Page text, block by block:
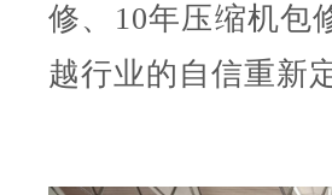
修、10年压缩机包
越行业的自信重新